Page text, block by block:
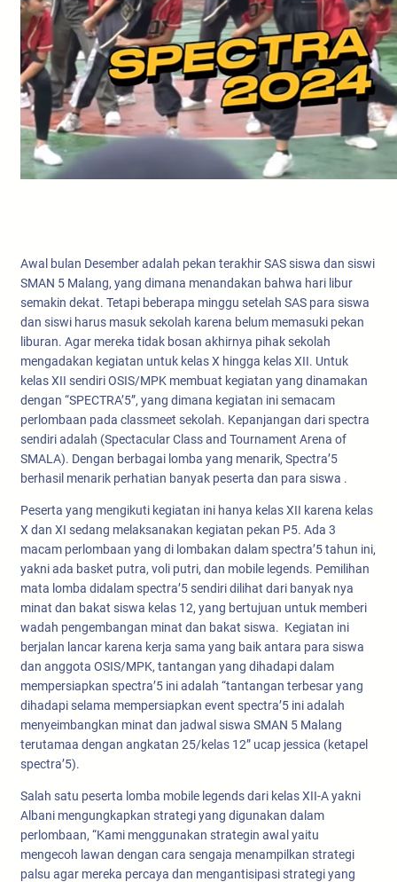
Awal bulan Desember adalah pekan terakhir SAS siswa dan siswi
SMAN 5 Malang, yang dimana menandakan bahwa hari libur
semakin dekat. Tetapi beberapa minggu setelah SAS para siswa
dan siswi harus masuk sekolah karena belum memasuki pekan
liburan. Agar mereka tidak bosan akhirnya pihak sekolah
mengadakan kegiatan untuk kelas X hingga kelas XII. Untuk
kelas XII sendiri OSIS/MPK membuat kegiatan yang dinamakan
dengan “SPECTRA’5”, yang dimana kegiatan ini semacam
perlombaan pada classmeet sekolah. Kepanjangan dari spectra
sendiri adalah (Spectacular Class and Tournament Arena of
SMALA). Dengan berbagai lomba yang menarik, Spectra’5
berhasil menarik perhatian banyak peserta dan para siswa .
Peserta yang mengikuti kegiatan ini hanya kelas XII karena kelas
X dan XI sedang melaksanakan kegiatan pekan P5. Ada 3
macam perlombaan yang di lombakan dalam spectra’5 tahun ini,
yakni ada basket putra, voli putri, dan mobile legends. Pemilihan
mata lomba didalam spectra’5 sendiri dilihat dari banyak nya
minat dan bakat siswa kelas 12, yang bertujuan untuk memberi
wadah pengembangan minat dan bakat siswa. Kegiatan ini
berjalan lancar karena kerja sama yang baik antara para siswa
dan anggota OSIS/MPK, tantangan yang dihadapi dalam
mempersiapkan spectra’5 ini adalah “tantangan terbesar yang
dihadapi selama mempersiapkan event spectra’5 ini adalah
menyeimbangkan minat dan jadwal siswa SMAN 5 Malang
terutamaa dengan angkatan 25/kelas 12” ucap jessica (ketapel
spectra’5).
Salah satu peserta lomba mobile legends dari kelas XII-A yakni
Albani mengungkapkan strategi yang digunakan dalam
perlombaan, “Kami menggunakan strategin awal yaitu
mengecoh lawan dengan cara sengaja menampilkan strategi
palsu agar mereka percaya dan mengantisipasi strategi yang